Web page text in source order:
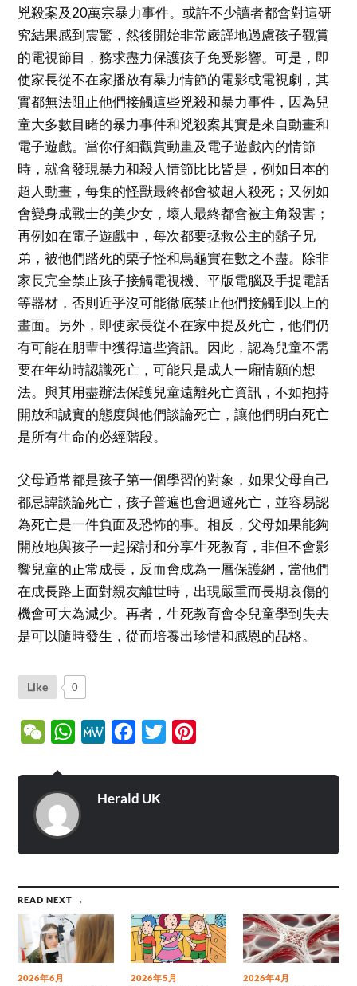
兇殺案及20萬宗暴力事件。或許不少讀者都會對這研
究結果感到震驚，然後開始非常嚴謹地過慮孩子觀賞
的電視節目，務求盡力保護孩子免受影響。可是，即
使家長從不在家播放有暴力情節的電影或電視劇，其
實都無法阻止他們接觸這些兇殺和暴力事件，因為兒
童大多數目睹的暴力事件和兇殺案其實是來自動畫和
電子遊戲。當你仔細觀賞動畫及電子遊戲內的情節
時，就會發現暴力和殺人情節比比皆是，例如日本的
超人動畫，每集的怪獸最終都會被超人殺死；又例如
會變身成戰士的美少女，壞人最終都會被主角殺害；
再例如在電子遊戲中，每次都要拯救公主的鬍子兄
弟，被他們踏死的栗子怪和烏龜實在數之不盡。除非
家長完全禁止孩子接觸電視機、平版電腦及手提電話
等器材，否則近乎沒可能徹底禁止他們接觸到以上的
畫面。另外，即使家長從不在家中提及死亡，他們仍
有可能在朋輩中獲得這些資訊。因此，認為兒童不需
要在年幼時認識死亡，可能只是成人一廂情願的想
法。與其用盡辦法保護兒童遠離死亡資訊，不如抱持
開放和誠實的態度與他們談論死亡，讓他們明白死亡
是所有生命的必經階段。
父母通常都是孩子第一個學習的對象，如果父母自己
都忌諱談論死亡，孩子普遍也會迴避死亡，並容易認
為死亡是一件負面及恐怖的事。相反，父母如果能夠
開放地與孩子一起探討和分享生死教育，非但不會影
響兒童的正常成長，反而會成為一層保護網，當他們
在成長路上面對親友離世時，出現嚴重而長期哀傷的
機會可大為減少。再者，生死教育會令兒童學到失去
是可以隨時發生，從而培養出珍惜和感恩的品格。
Like 0
WeChatWhatsApp
MeWe Facebook
Twitter
Herald UK
READ NEXT →
2026年6月 2026年5月 2026年4月